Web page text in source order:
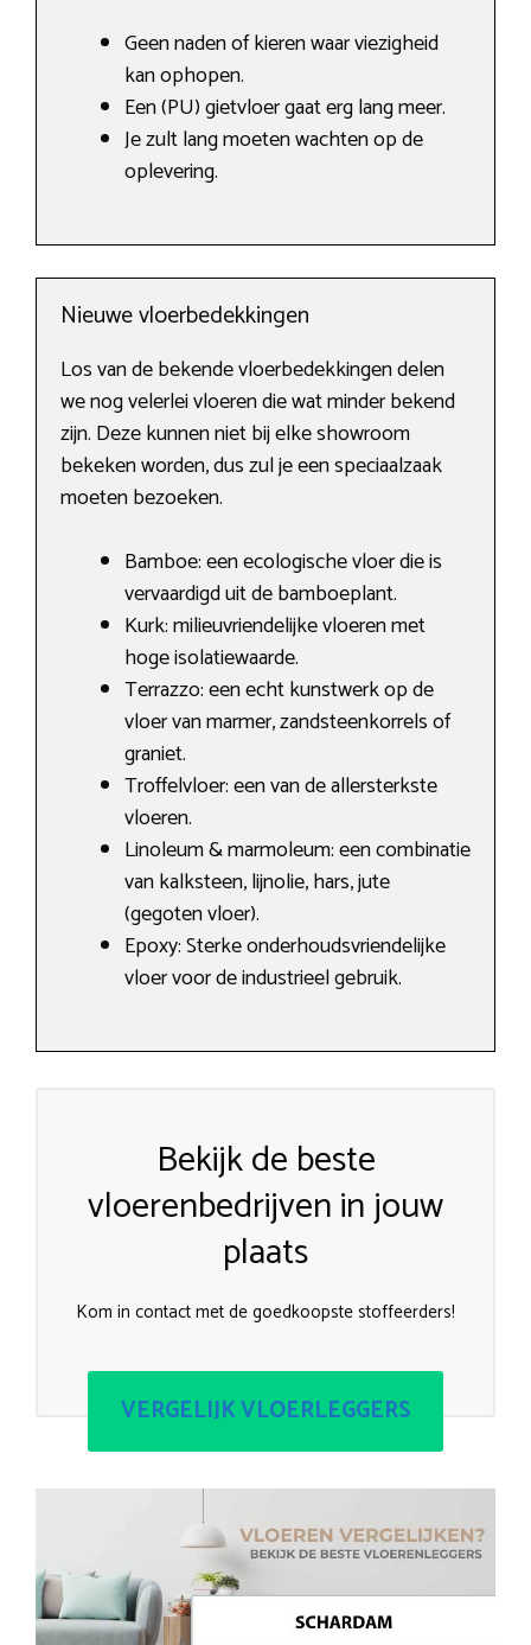
Geen naden of kieren waar viezigheid
kan ophopen.
Een (PU) gietvloer gaat erg lang meer.
Je zult lang moeten wachten op de
oplevering.
Nieuwe vloerbedekkingen
Los van de bekende vloerbedekkingen delen
we nog velerlei vloeren die wat minder bekend
zijn. Deze kunnen niet bij elke showroom
bekeken worden, dus zul je een speciaalzaak
moeten bezoeken.
Bamboe: een ecologische vloer die is
vervaardigd uit de bamboeplant.
Kurk: milieuvriendelijke vloeren met
hoge isolatiewaarde.
Terrazzo: een echt kunstwerk op de
vloer van marmer, zandsteenkorrels of
graniet.
Troffelvloer: een van de allersterkste
vloeren.
Linoleum & marmoleum: een combinatie
van kalksteen, lijnolie, hars, jute
(gegoten vloer).
Epoxy: Sterke onderhoudsvriendelijke
vloer voor de industrieel gebruik.
Bekijk de beste
vloerenbedrijven in jouw
plaats
Kom in contact met de goedkoopste stoffeerders!
VERGELIJK VLOERLEGGERS